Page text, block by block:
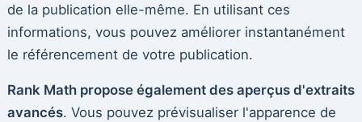
de la publication elle-même. En utilisant ces
informations, vous pouvez améliorer instantanément
le référencement de votre publication.
Rank Math propose également des aperçus d'extraits
avancés. Vous pouvez prévisualiser l'apparence de